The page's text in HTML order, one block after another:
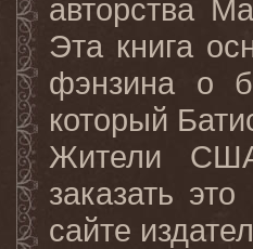
авторства
Эта книга
фэнзина о
который
Жители
заказать
сайте